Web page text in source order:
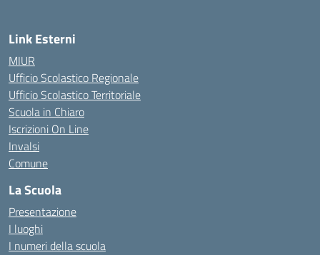
Link Esterni
MIUR
Ufficio Scolastico Regionale
Ufficio Scolastico Territoriale
Scuola in Chiaro
Iscrizioni On Line
Invalsi
Comune
La Scuola
Presentazione
I luoghi
I numeri della scuola